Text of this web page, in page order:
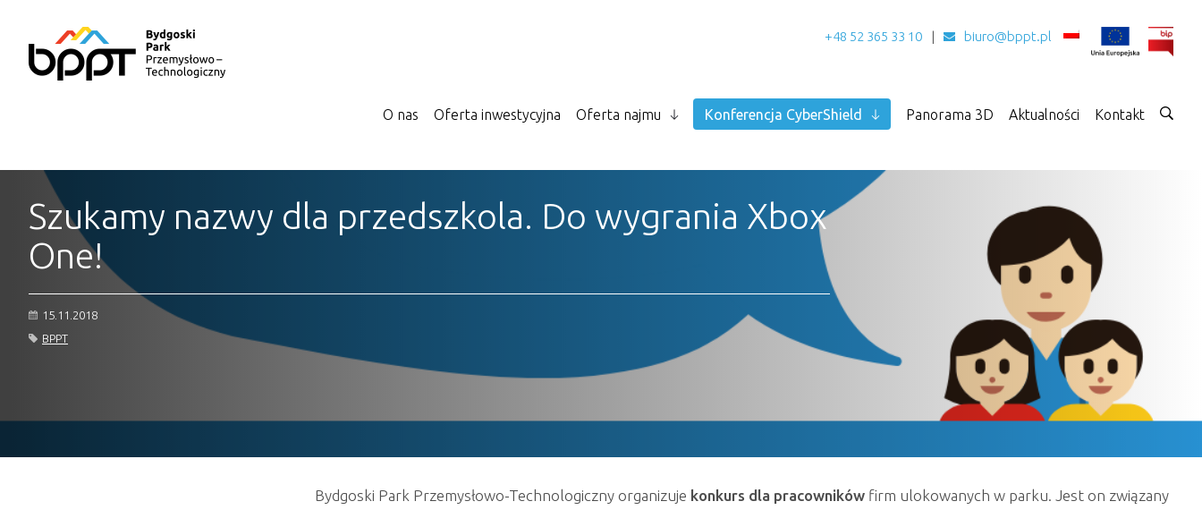
+48 52 365 33 10 biuro@bppt.pl
O nas Oferta inwestycyjna Oferta najmu Konferencja CyberShield Panorama 3D Aktualności Kontakt
Szukamy nazwy dla przedszkola. Do wygrania Xbox
One!
15.11.2018
BPPT
Bydgoski Park Przemysłowo-Technologiczny organizuje konkurs dla pracowników firm ulokowanych w parku. Jest on związany